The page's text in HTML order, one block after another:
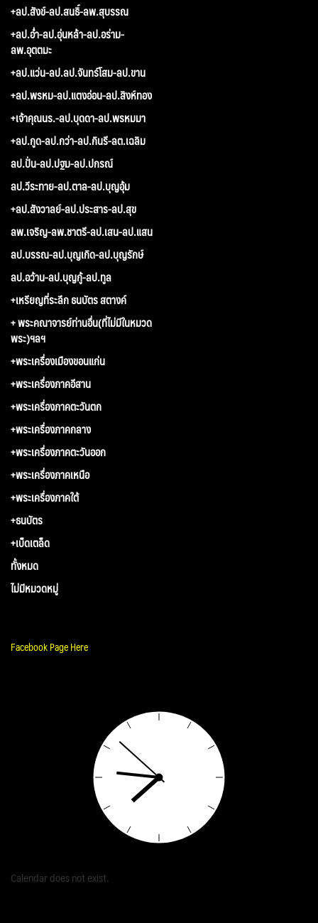
+ลป.สังข์-ลป.สนธิ์-ลพ.สุบรรณ
+ลป.อ่ำ-ลป.อุ่นหล้า-ลป.อร่าม-
ลพ.อุตตมะ
+ลป.แว่น-ลป.ลป.จันทร์โสม-ลป.ขาน
+ลป.พรหม-ลป.แตงอ่อน-ลป.สิงห์ทอง
+เจ้าคุณนร.-ลป.บุดดา-ลป.พรหมมา
+ลป.กูด-ลป.กว่า-ลป.กินรี-ลต.เฉลิม
ลป.ปั่น-ลป.ปฐม-ลป.ปกรณ์
ลป.วีระทาย-ลป.ตาล-ลป.บุญอุ้ม
+ลป.สังวาลย์-ลป.ประสาร-ลป.สุข
ลพ.เจริญ-ลพ.ชาตรี-ลป.เสน-ลป.แสน
ลป.บรรณ-ลป.บุญเกิด-ลป.บุญรักษ์
ลป.อว้าน-ลป.บุญกู้-ลป.ทูล
+เหรียญที่ระลึก ธนบัตร สตางค์
+ พระคณาจารย์ท่านอื่น(ที่ไม่มีในหมวด
พระ)ฯลฯ
+พระเครื่องเมืองขอนแก่น
+พระเครื่องภาคอีสาน
+พระเครื่องภาคตะวันตก
+พระเครื่องภาคกลาง
+พระเครื่องภาคตะวันออก
+พระเครื่องภาคเหนือ
+พระเครื่องภาคใต้
+ธนบัตร
+เบ็ดเตล็ด
ทั้งหมด
ไม่มีหมวดหมู่
Facebook Page Here
Calendar does not exist.